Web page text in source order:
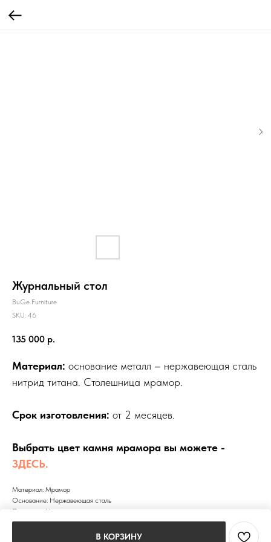
Журнальный стол
BuGe Furniture
SKU: 46
135 000 р.
В КОРЗИНУ
Материал: основание металл – нержавеющая сталь
нитрид титана. Столешница мрамор.
Срок изготовления: от 2 месяцев.
Выбрать цвет камня мрамора вы можете -
ЗДЕСЬ.
Материал: Мрамор
Основание: Нержавеющая сталь
Покрытие: Нитрид титана
Weight: 15000 g